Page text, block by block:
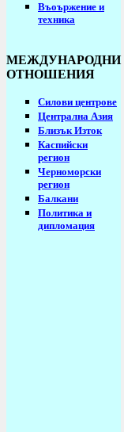
Въоържение и
техника
МЕЖДУНАРОДНИ
ОТНОШЕНИЯ
Силови центрове
Централна Азия
Близък Изток
Каспийски
регион
Черноморски
регион
Балкани
Политика и
дипломация